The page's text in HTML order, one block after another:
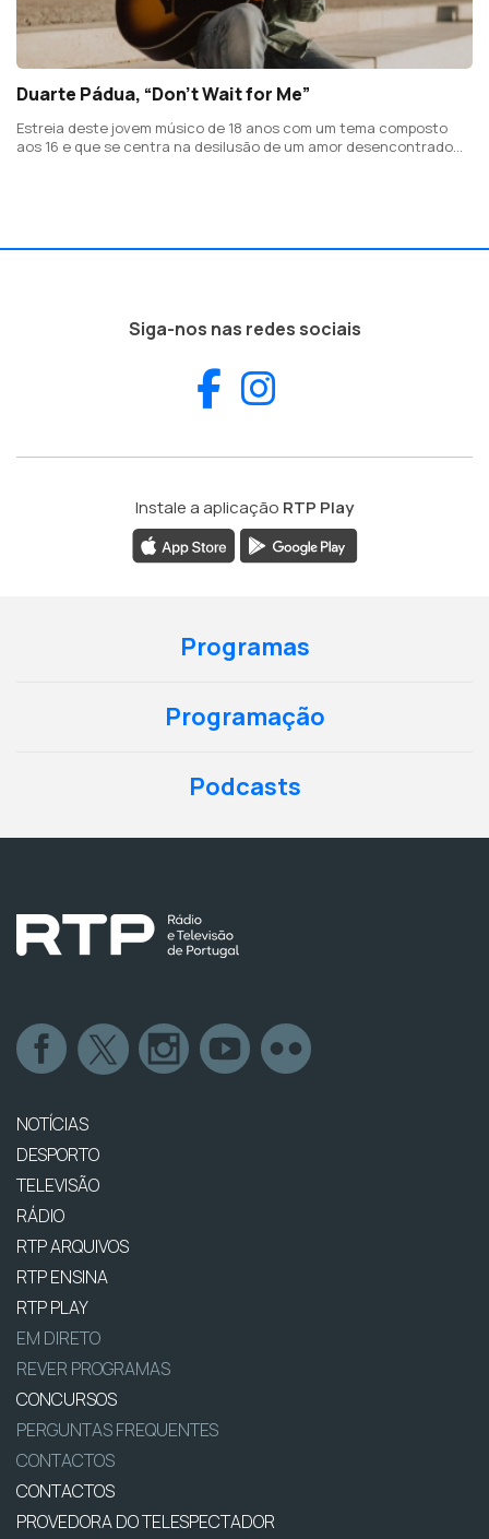
Duarte Pádua, “Don’t Wait for Me”
Estreia deste jovem músico de 18 anos com um tema composto
aos 16 e que se centra na desilusão de um amor desencontrado
Siga-nos nas redes sociais
Facebook
Instale a aplicação RTP Play
Programas
Programação
Podcasts
NOTÍCIAS
DESPORTO
TELEVISÃO
RÁDIO
RTP ARQUIVOS
RTP ENSINA
RTP PLAY
EM DIRETO
REVER PROGRAMAS
CONCURSOS
PERGUNTAS FREQUENTES
CONTACTOS
CONTACTOS
PROVEDORA DO TELESPECTADOR